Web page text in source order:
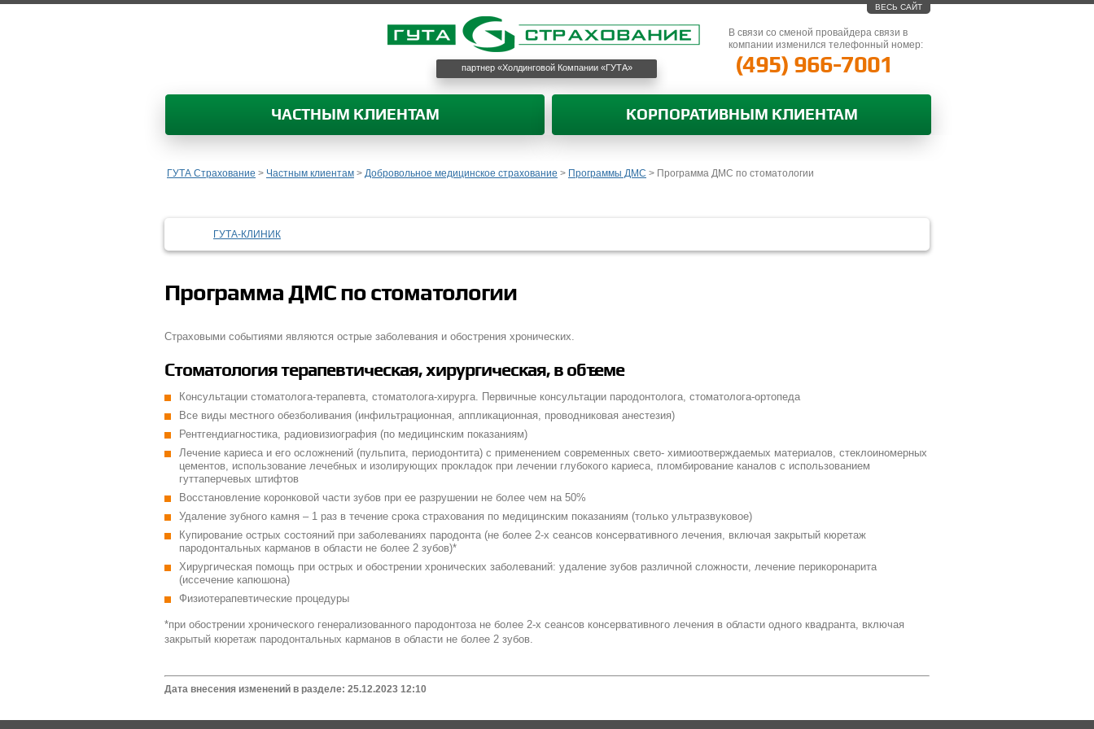
ВЕСЬ САЙТ
партнер «Холдинговой Компании «ГУТА»
В связи со сменой провайдера связи в
компании изменился телефонный номер:
(495) 966-7001
ЧАСТНЫМ КЛИЕНТАМ КОРПОРАТИВНЫМ КЛИЕНТАМ
ГУТА Страхование > Частным клиентам > Добровольное медицинское страхование > Программы ДМС > Программа ДМС по стоматологии
ГУТА-КЛИНИК
Программа ДМС по стоматологии
Страховыми событиями являются острые заболевания и обострения хронических.
Стоматология терапевтическая, хирургическая, в объеме
Консультации стоматолога-терапевта, стоматолога-хирурга. Первичные консультации пародонтолога, стоматолога-ортопеда
Все виды местного обезболивания (инфильтрационная, аппликационная, проводниковая анестезия)
Рентгендиагностика, радиовизиография (по медицинским показаниям)
Лечение кариеса и его осложнений (пульпита, периодонтита) с применением современных свето- химиоотверждаемых материалов, стеклоиномерных
цементов, использование лечебных и изолирующих прокладок при лечении глубокого кариеса, пломбирование каналов с использованием
гуттаперчевых штифтов
Восстановление коронковой части зубов при ее разрушении не более чем на 50%
Удаление зубного камня – 1 раз в течение срока страхования по медицинским показаниям (только ультразвуковое)
Купирование острых состояний при заболеваниях пародонта (не более 2-х сеансов консервативного лечения, включая закрытый кюретаж
пародонтальных карманов в области не более 2 зубов)*
Хирургическая помощь при острых и обострении хронических заболеваний: удаление зубов различной сложности, лечение перикоронарита
(иссечение капюшона)
Физиотерапевтические процедуры
*при обострении хронического генерализованного пародонтоза не более 2-х сеансов консервативного лечения в области одного квадранта, включая
закрытый кюретаж пародонтальных карманов в области не более 2 зубов.
Дата внесения изменений в разделе: 25.12.2023 12:10